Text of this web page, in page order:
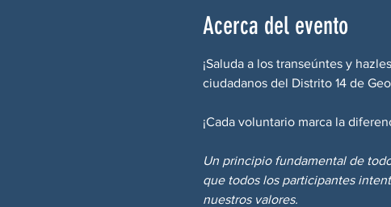
Acerca del evento
¡Saluda a los transeúntes y
ciudadanos del Distrito 14 de
¡Cada voluntario marca la
Un principio fundamental de
que todos los participantes
nuestros valores.